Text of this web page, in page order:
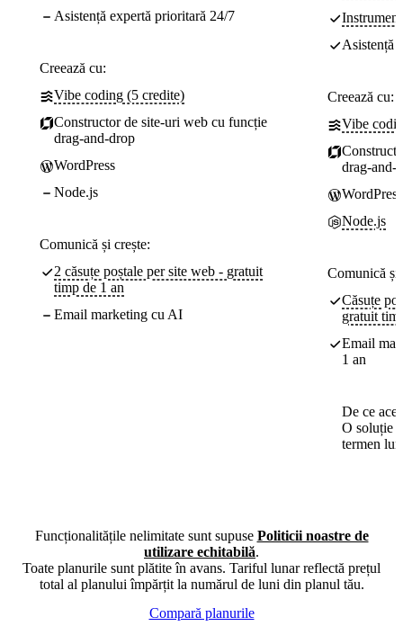
Asistență expertă prioritară 24/7
Creează cu:
Vibe coding (5 credite)
Constructor de site-uri web cu funcție
drag-and-drop
WordPress
Node.js
Comunică și crește:
2 căsuțe poștale per site web - gratuit
timp de 1 an
Email marketing cu AI
Asistență
Creează cu:
Vibe
drag-and-
WordPress
Node.js
Comunică și
Căsuțe
gratuit
Email
1 an
De ce
O soluție
termen
Funcționalitățile nelimitate sunt supuse Politicii noastre de
utilizare echitabilă.
Toate planurile sunt plătite în avans. Tariful lunar reflectă prețul
total al planului împărțit la numărul de luni din planul tău.
Compară planurile